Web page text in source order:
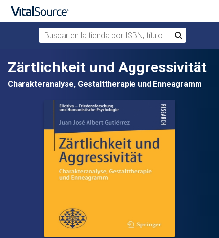
Saltar al contenido principal
Buscar en la tienda por ISBN, título o autor
Buscar
Zärtlichkeit und Aggressivität
Charakteranalyse, Gestalttherapie und Enneagramm